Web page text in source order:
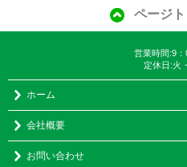
ページ
営業時間:9
定休日:火
ホーム
会社概要
お問い合わせ